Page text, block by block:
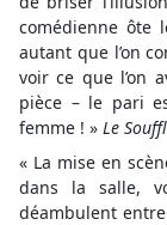
comédienne ôte
autant que l’on
voir ce que l’on
pièce – le pari
femme ! » Le
« La mise en
dans la salle,
déambulent